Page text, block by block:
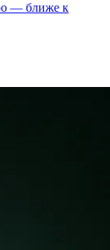
— ближе к